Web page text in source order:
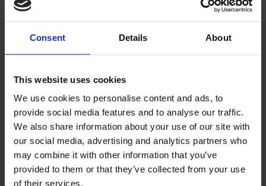
Consent Details About
This website uses cookies
We use cookies to personalise content and ads, to
provide social media features and to analyse our traffic.
We also share information about your use of our site with
our social media, advertising and analytics partners who
may combine it with other information that you’ve
provided to them or that they’ve collected from your use
of their services.
Comuníquese con el servicio de soporte para miembros de Syno